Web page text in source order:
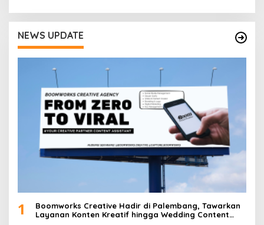
i
g
a
s
NEWS UPDATE
1
Boomworks Creative Hadir di Palembang, Tawarkan
Layanan Konten Kreatif hingga Wedding Content